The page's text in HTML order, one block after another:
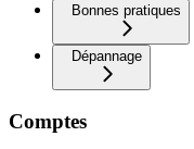
Bonnes pratiques
Dépannage
Comptes